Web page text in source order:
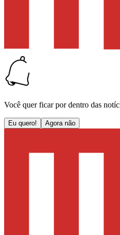
Você quer ficar por dentro das
Eu quero! Agora não